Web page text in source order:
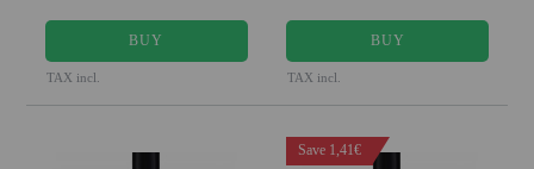
BUY
TAX incl.
BUY
TAX incl.
Save 1,41€